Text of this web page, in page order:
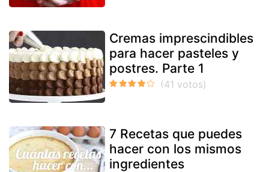
Cremas imprescindibles
para hacer pasteles y
postres. Parte 1
7 Recetas que puedes
hacer con los mismos
ingredientes